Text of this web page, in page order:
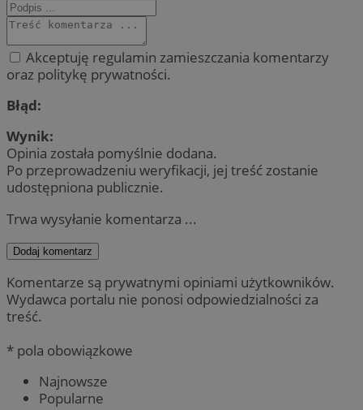
Akceptuję regulamin zamieszczania komentarzy
oraz politykę prywatności.
Błąd:
Wynik:
Opinia została pomyślnie dodana.
Po przeprowadzeniu weryfikacji, jej treść zostanie
udostępniona publicznie.
Trwa wysyłanie komentarza ...
Dodaj komentarz
Komentarze są prywatnymi opiniami użytkowników.
Wydawca portalu nie ponosi odpowiedzialności za
treść.
* pola obowiązkowe
Najnowsze
Popularne